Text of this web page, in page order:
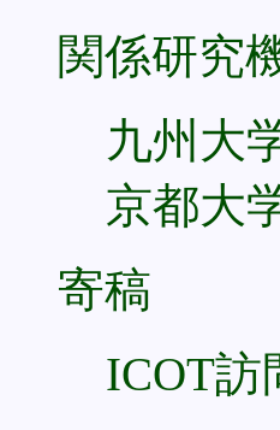
関係研究
九州大
京都大
寄稿
ICOT訪